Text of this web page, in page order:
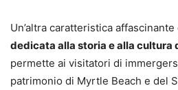
Un’altra caratteristica
dedicata alla storia e alla cultura
permette ai visitatori di
patrimonio di Myrtle Beach e del